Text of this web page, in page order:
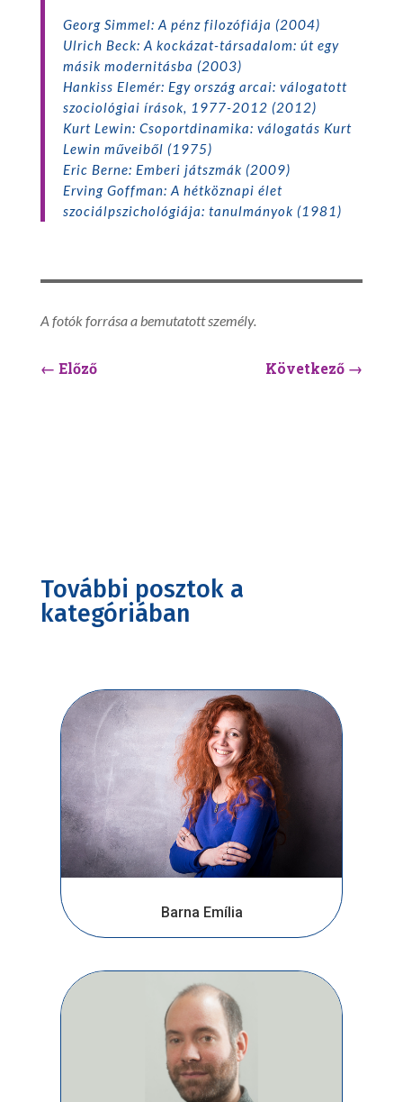
Georg Simmel: A pénz filozófiája (2004)
Ulrich Beck: A kockázat-társadalom: út egy
másik modernitásba (2003)
Hankiss Elemér: Egy ország arcai: válogatott
szociológiai írások, 1977-2012 (2012)
Kurt Lewin: Csoportdinamika: válogatás Kurt
Lewin műveiből (1975)
Eric Berne: Emberi játszmák (2009)
Erving Goffman: A hétköznapi élet
szociálpszichológiája: tanulmányok (1981)
A fotók forrása a bemutatott személy.
← Előző Következő →
További posztok a
kategóriában
Barna Emília